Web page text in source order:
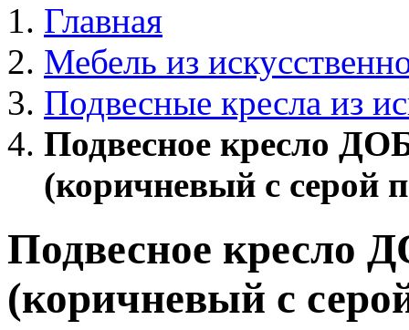
Главная
Мебель из
Подвесные кресла из
Подвесное кресло
(коричневый с серой
Подвесное кресло
(коричневый с